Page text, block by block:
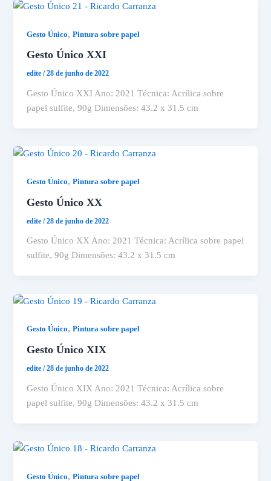
Gesto Único,Pintura sobre papel
Gesto Único XXI
edite/28 de junho de 2022
Gesto Único XXI Ano: 2021 Técnica: Acrílica sobre
papel sulfite, 90g Dimensões: 43.2 x 31.5 cm
Gesto Único,Pintura sobre papel
Gesto Único XX
edite/28 de junho de 2022
Gesto Único XX Ano: 2021 Técnica: Acrílica sobre papel
sulfite, 90g Dimensões: 43.2 x 31.5 cm
Gesto Único,Pintura sobre papel
Gesto Único XIX
edite/28 de junho de 2022
Gesto Único XIX Ano: 2021 Técnica: Acrílica sobre
papel sulfite, 90g Dimensões: 43.2 x 31.5 cm
Gesto Único,Pintura sobre papel